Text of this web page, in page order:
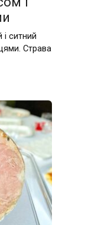
ситний
Страва